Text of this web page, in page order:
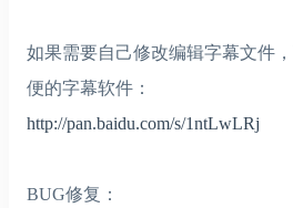
如果需要自己修改编辑字幕文件
便的字幕软件：
http://pan.baidu.com/s/1ntLwLRj
BUG修复：